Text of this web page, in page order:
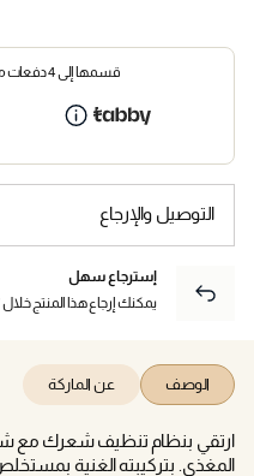
قسمها إلى 4 دفعات متساوية بقيمة
التوصيل والإرجاع
إسترجاع سهل
يمكنك إرجاع هذا المنتج خلال 7 يومًا.
الوصف عن الماركة
ارتقي بنظام تنظيف شعرك مع
المغذي. بتركيبته الغنية